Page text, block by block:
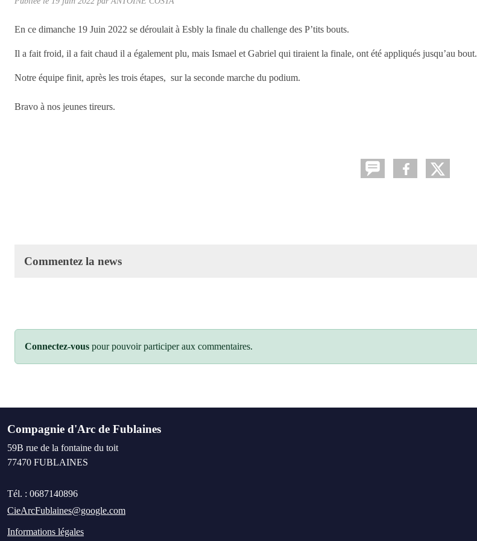
En ce dimanche 19 Juin 2022 se déroulait à Esbly la finale du challenge des P’tits bouts.
Il a fait froid, il a fait chaud il a également plu, mais Ismael et Gabriel qui tiraient la finale, ont été appliqués jusqu’au bout.
Notre équipe finit, après les trois étapes, sur la seconde marche du podium.
Bravo à nos jeunes tireurs.
Commentez la news
Connectez-vous pour pouvoir participer aux commentaires.
Compagnie d'Arc de Fublaines
59B rue de la fontaine du toit
77470 FUBLAINES
Tél. : 0687140896
CieArcFublaines@google.com
Informations légales